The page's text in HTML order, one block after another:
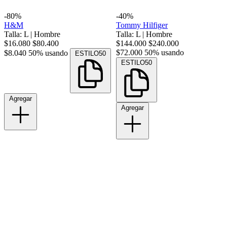
-80%
H&M
Talla: L | Hombre
$16.080 $80.400
$8.040 50% usando ESTILO50
Agregar
-40%
Tommy Hilfiger
Talla: L | Hombre
$144.000 $240.000
$72.000 50% usando
ESTILO50
Agregar